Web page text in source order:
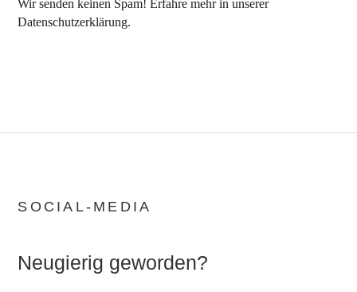
Wir senden keinen Spam! Erfahre mehr in unserer
Datenschutzerklärung.
SOCIAL-MEDIA
Neugierig geworden?